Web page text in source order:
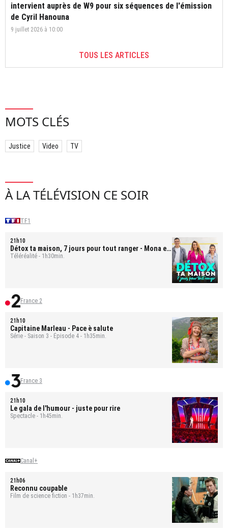
intervient auprès de W9 pour six séquences de l'émission
de Cyril Hanouna
9 juillet 2026 à 10:00
TOUS LES ARTICLES
MOTS CLÉS
Justice Video TV
À LA TÉLÉVISION CE SOIR
TF1
21h10
Détox ta maison, 7 jours pour tout ranger - Mona et
Bastien
Téléréalité - 1h30min.
France 2
21h10
Capitaine Marleau - Pace è salute
Série - Saison 3 - Épisode 4 - 1h35min.
France 3
21h10
Le gala de l'humour - juste pour rire
Spectacle - 1h45min.
Canal+
21h06
Reconnu coupable
Film de science fiction - 1h37min.